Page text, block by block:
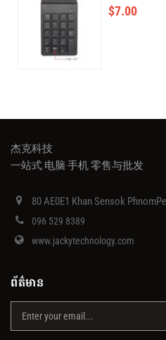
$7.00
杰克科技
一站式 电脑 手机 零售与批发
80 AE0E1 Khan Sensok
096 529 8389
www.jackytechnology.com
ព័ត៌មាន